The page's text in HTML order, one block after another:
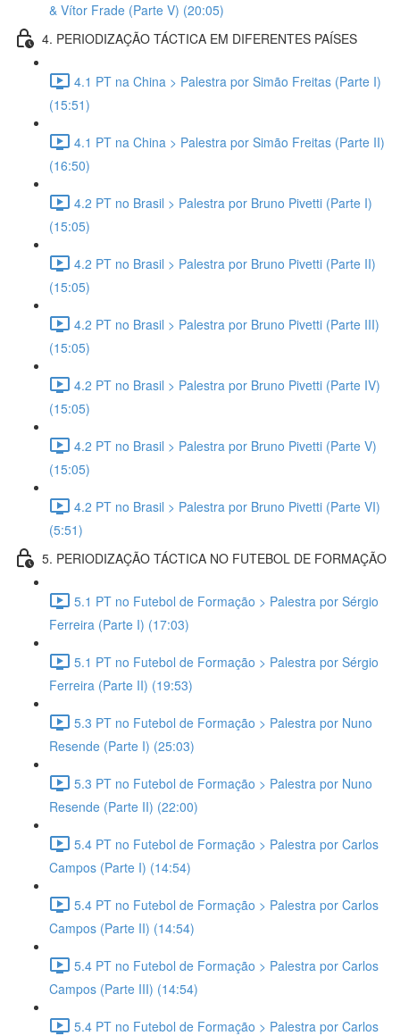
& Vítor Frade (Parte V) (20:05)
4. PERIODIZAÇÃO TÁCTICA EM DIFERENTES PAÍSES
4.1 PT na China > Palestra por Simão Freitas (Parte I)
(15:51)
4.1 PT na China > Palestra por Simão Freitas (Parte II)
(16:50)
4.2 PT no Brasil > Palestra por Bruno Pivetti (Parte I)
(15:05)
4.2 PT no Brasil > Palestra por Bruno Pivetti (Parte II)
(15:05)
4.2 PT no Brasil > Palestra por Bruno Pivetti (Parte III)
(15:05)
4.2 PT no Brasil > Palestra por Bruno Pivetti (Parte IV)
(15:05)
4.2 PT no Brasil > Palestra por Bruno Pivetti (Parte V)
(15:05)
4.2 PT no Brasil > Palestra por Bruno Pivetti (Parte VI)
(5:51)
5. PERIODIZAÇÃO TÁCTICA NO FUTEBOL DE FORMAÇÃO
5.1 PT no Futebol de Formação > Palestra por Sérgio
Ferreira (Parte I) (17:03)
5.1 PT no Futebol de Formação > Palestra por Sérgio
Ferreira (Parte II) (19:53)
5.3 PT no Futebol de Formação > Palestra por Nuno
Resende (Parte I) (25:03)
5.3 PT no Futebol de Formação > Palestra por Nuno
Resende (Parte II) (22:00)
5.4 PT no Futebol de Formação > Palestra por Carlos
Campos (Parte I) (14:54)
5.4 PT no Futebol de Formação > Palestra por Carlos
Campos (Parte II) (14:54)
5.4 PT no Futebol de Formação > Palestra por Carlos
Campos (Parte III) (14:54)
5.4 PT no Futebol de Formação > Palestra por Carlos